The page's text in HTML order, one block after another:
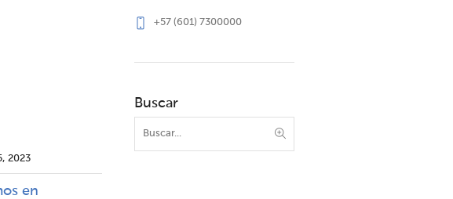
, 2023
en
+57 (601) 7300000
Buscar